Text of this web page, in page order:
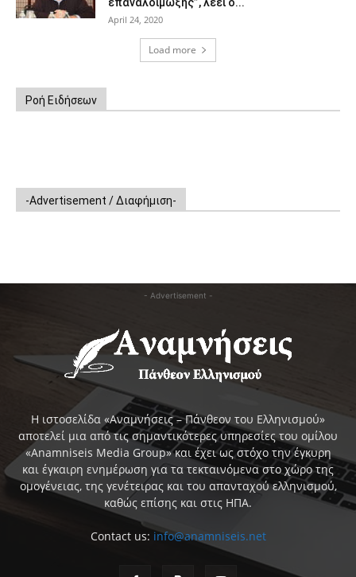
April 24, 2020
Load more
Ροή Ειδήσεων
-Advertisement / Διαφήμιση-
- Advertisement -
Η ιστοσελίδα «Αναμνήσεις – Πάνθεον του Ελληνισμού»
αποτελεί μια από τις σημαντικότερες υπηρεσίες του ομίλου
«Anamniseis Media Group» και έχει ως στόχο την έγκυρη
και έγκαιρη ενημέρωση για τα τεκταινόμενα στο χώρο της
ομογένειας, της γενέτειρας και του απανταχού ελληνισμού,
καθώς επίσης και στις ΗΠΑ.
Contact us: info@anamniseis.net